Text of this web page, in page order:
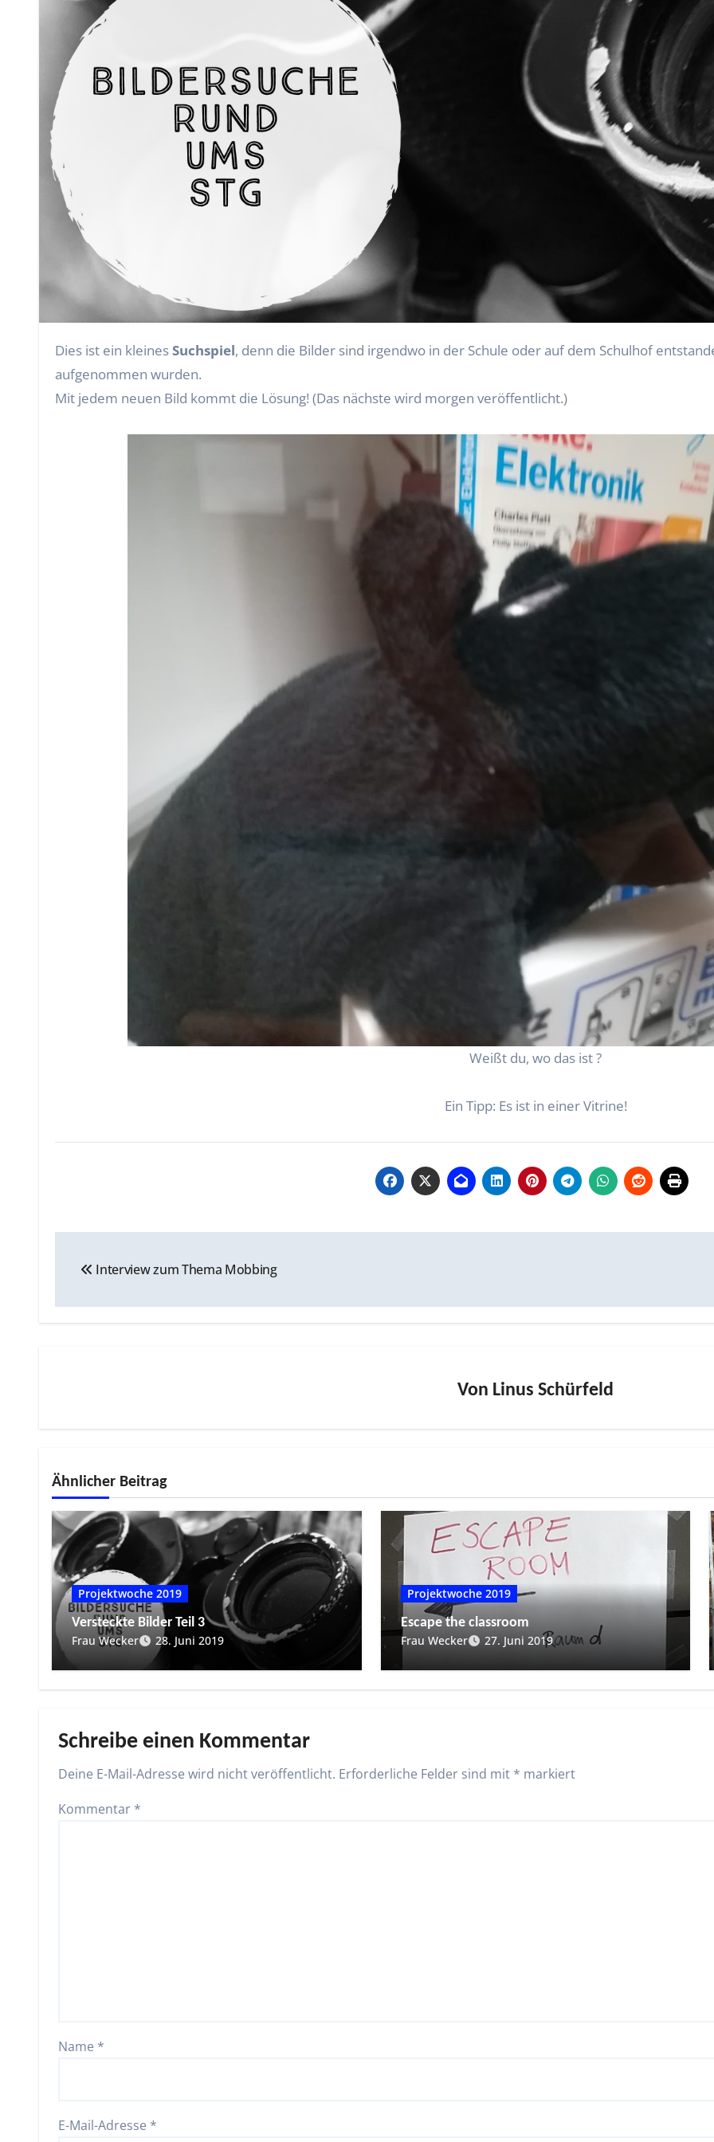
Dies ist ein kleinesSuchspiel, denn die Bilder sind irgendwo in der Schule oder auf dem Schulhof
aufgenommen wurden.
Mit jedem neuen Bild kommt die Lösung! (Das nächste wird morgen veröffentlicht.)
Weißt du, wo das ist ?
Ein Tipp: Es ist in einer Vitrine!
Interview zum Thema Mobbing
Von Linus Schürfeld
Ähnlicher Beitrag
Projektwoche 2019
Versteckte Bilder Teil 3
Frau Wecker
28. Juni 2019
Projektwoche 2019
Escape the classroom
Frau Wecker
27. Juni 2019
Schreibe einen Kommentar
Deine E-Mail-Adresse wird nicht veröffentlicht. Erforderliche Felder sind mit * markiert
Kommentar *
Name *
E-Mail-Adresse *